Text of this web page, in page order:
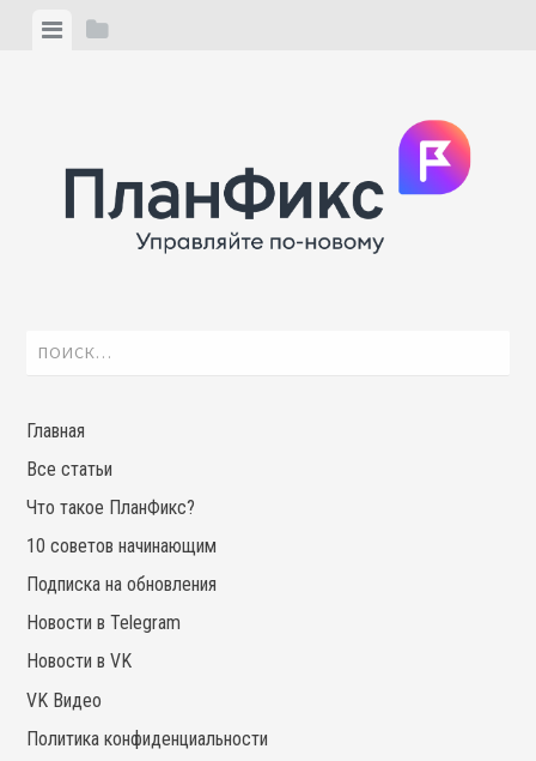
ViewView
Найти:
Главная
Все статьи
Что такое ПланФикс?
10 советов начинающим
Подписка на обновления
Новости в Telegram
Новости в VK
VK Видео
Политика конфиденциальности